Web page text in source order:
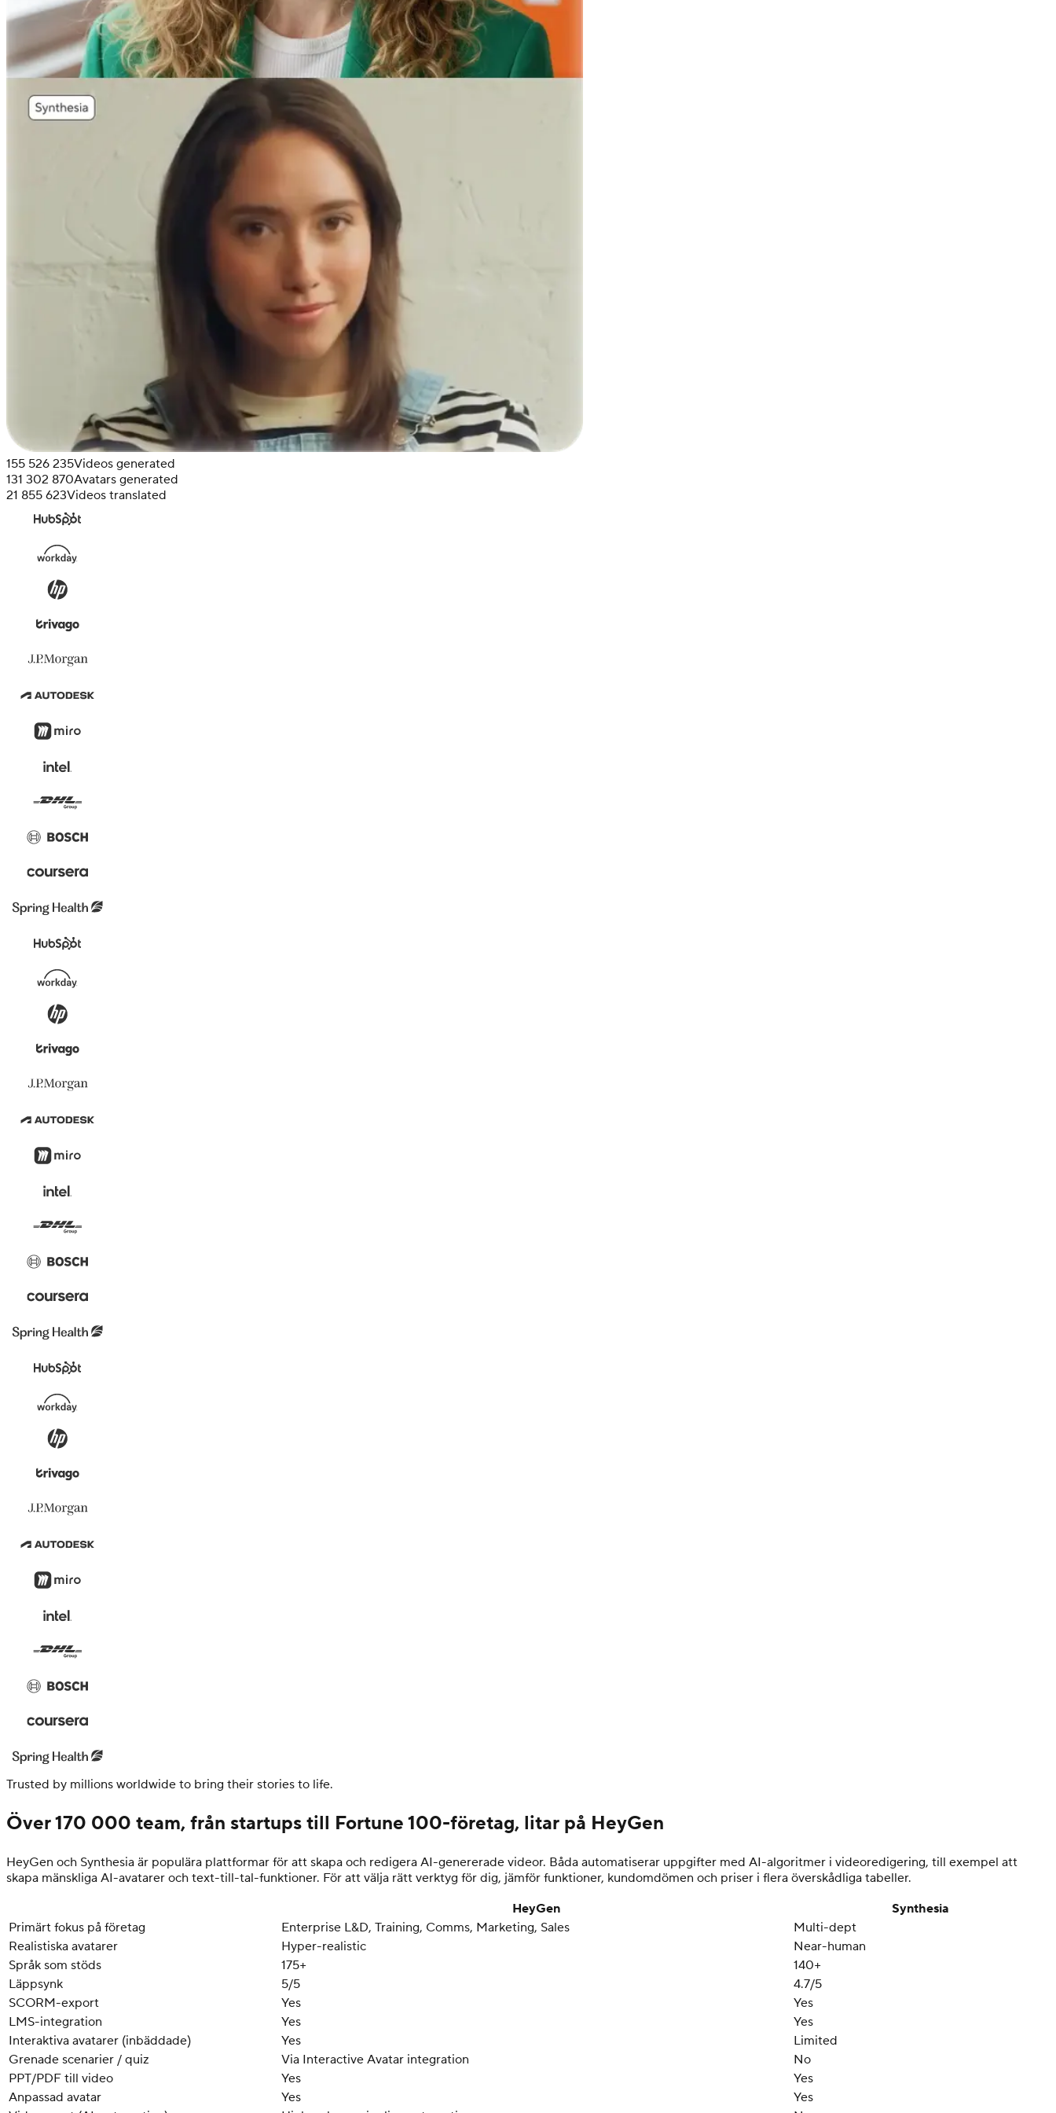
155 526 235Videos generated
131 302 870Avatars generated
21 855 623Videos translated
Trusted by millions worldwide to bring their stories to life.
Över 170 000 team, från startups till Fortune 100-företag, litar på HeyGen
HeyGen och Synthesia är populära plattformar för att skapa och redigera AI-genererade videor. Båda automatiserar uppgifter med AI-algoritmer i videoredigering, till exempel att
skapa mänskliga AI-avatarer och text-till-tal-funktioner. För att välja rätt verktyg för dig, jämför funktioner, kundomdömen och priser i flera överskådliga tabeller.
HeyGen
Synthesia
Primärt fokus på företag
Enterprise L&D, Training, Comms, Marketing, Sales
Multi-dept
Realistiska avatarer
Hyper-realistic
Near-human
Språk som stöds
175+
140+
Läppsynk
5/5
4.7/5
SCORM-export
Yes
Yes
LMS-integration
Yes
Yes
Interaktiva avatarer (inbäddade)
Yes
Limited
Grenade scenarier / quiz
Via Interactive Avatar integration
No
PPT/PDF till video
Yes
Yes
Anpassad avatar
Yes
Yes